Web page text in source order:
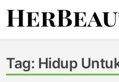
Skip
Tag: Hidup